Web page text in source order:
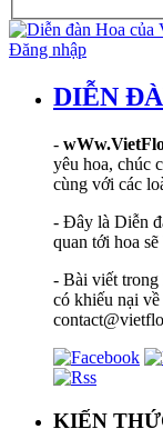
Đăng nhập
DIỄN
-
yêu hoa, chúc
cùng với các
- Đây là Diễn
quan tới hoa
- Bài viết trong
có khiếu nại
KIẾN